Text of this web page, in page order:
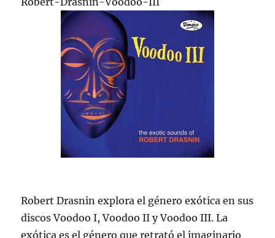
Robert Drasnin explora el género exótica en sus
discos Voodoo I, Voodoo II y Voodoo III. La
exótica es el género que retrató el imaginario